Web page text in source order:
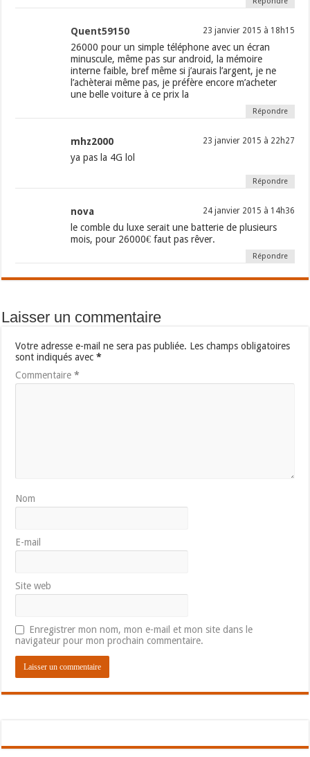
Quent59150 23 janvier 2015 à 18h15
26000 pour un simple téléphone avec un écran
minuscule, même pas sur android, la mémoire
interne faible, bref même si j’aurais l’argent, je ne
l’achèterai même pas, je préfère encore m’acheter
une belle voiture à ce prix la
Répondre
mhz2000 23 janvier 2015 à 22h27
ya pas la 4G lol
Répondre
nova 24 janvier 2015 à 14h36
le comble du luxe serait une batterie de plusieurs
mois, pour 26000€ faut pas rêver.
Répondre
Laisser un commentaire
Votre adresse e-mail ne sera pas publiée. Les champs obligatoires
sont indiqués avec*
Commentaire*
Nom
E-mail
Site web
Enregistrer mon nom, mon e-mail et mon site dans le
navigateur pour mon prochain commentaire.